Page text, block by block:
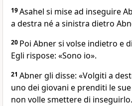
19Asahel si mise ad inseguire
a destra né a sinistra dietro
20 Poi Abner si volse indietro e
Egli rispose: «Sono io».
21 Abner gli disse: «Volgiti a
uno dei giovani e prenditi le
non volle smettere di inseguirlo.